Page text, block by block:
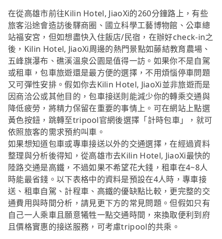
在從高雄市前往Kilin Hotel, JiaoXi的260分鐘路上，有些
旅客沿途會造訪後驛商圈、國立科學工藝博物館、公車總
站福安宮，但如想盡快入住飯店/民宿，在辦好check-in之
後，Kilin Hotel, JiaoXi周邊的熱門景點如藤結教育農場、
五峰旗瀑布、礁溪溫泉公園是值得一訪。如果你不是自駕
或租車，包車旅遊還是最方便的選擇，不用煩惱停車問題
又可彈性安排。假如你去Kilin Hotel, JiaoXi並非旅遊而是
因商洽公或其他目的，包車接送則能減少你的轉乘交通與
降低疲勞，將精力保留在重要的事情上。可在網站上點選
黃色按鈕，跳轉至tripool官網後選擇「計時包車」，就可
依照旅客的需求預約叫車。
如果想知道包車或專車接送以外的交通選擇，在經過資料
整理與分析後得知，從高雄市去Kilin Hotel, JiaoXi最快的
陸路交通是高鐵，不過如果不希望花大錢，租車在4~8人
時能最省錢。以下表格中的資料是預設在4人時，專車接
送、租車自駕、計程車、高鐵的優缺點比較，更完整的交
通費用與時間分析，請見更下方的常見問題。但假如只有
自己一人乘車且願意犧牲一點交通時間，來換取便利到府
且價格實惠的接送服務，可考慮tripool的共乘。